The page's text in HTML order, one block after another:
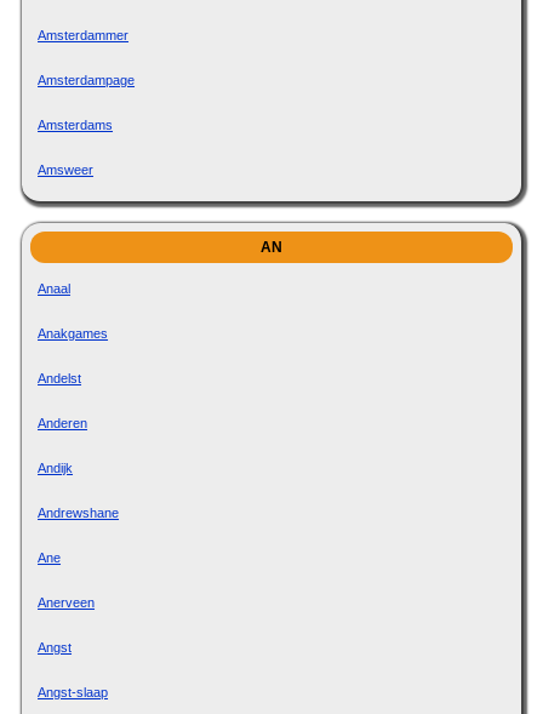
Amsterdammer
Amsterdampage
Amsterdams
Amsweer
AN
Anaal
Anakgames
Andelst
Anderen
Andijk
Andrewshane
Ane
Anerveen
Angst
Angst-slaap